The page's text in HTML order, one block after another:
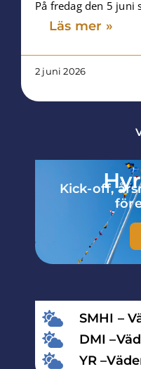
På fredag den 5 juni
Läs mer »
2 juni 2026
Kick-off,
SMHI –
DMI
YR